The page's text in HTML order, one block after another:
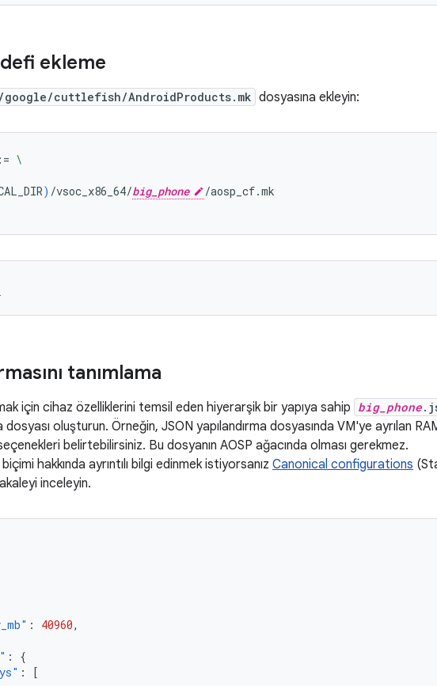
ekleme
google/cuttlefish/AndroidProducts.mk dosyasına ekleyin:
:= \
) /vsoc_x86_64/big_phone
tanımlama
için cihaz özelliklerini temsil eden hiyerarşik bir yapıya sahip big_phone
dosyası oluşturun. Örneğin, JSON yapılandırma dosyasında VM'ye ayrılan
belirtebilirsiniz. Bu dosyanın AOSP ağacında olması gerekmez.
hakkında ayrıntılı bilgi edinmek istiyorsanız Canonical configurations
inceleyin.
: 40960,
:
{
:
[